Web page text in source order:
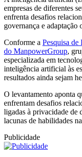
empresas de diferentes
enfrenta desafios
governança e adaptação
Conforme a Pesquisa
do ManpowerGroup,
especializada em
inteligência artificial às
resultados ainda sejam
O levantamento aponta
enfrentam desafios
ligadas à privacidade de
lacunas de habilidades
Publicidade